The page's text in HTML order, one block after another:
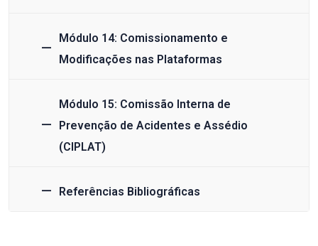
Módulo 14: Comissionamento e
Modificações nas Plataformas
Módulo 15: Comissão Interna de
Prevenção de Acidentes e Assédio
(CIPLAT)
Referências Bibliográficas